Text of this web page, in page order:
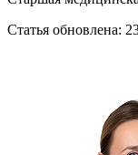
Статья обновлена: